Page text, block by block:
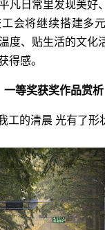
凡日常里发现美好
会将继续搭建多
度、贴生活的文化
得感。
一等奖获奖作品赏析
工的清晨 光有了形